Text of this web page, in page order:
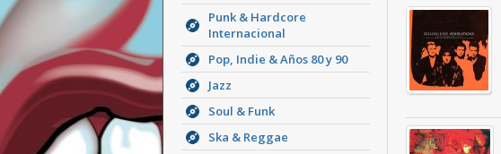
Punk & Hardcore
Internacional
Pop, Indie & Años 80 y 90
Jazz
Soul & Funk
Ska & Reggae